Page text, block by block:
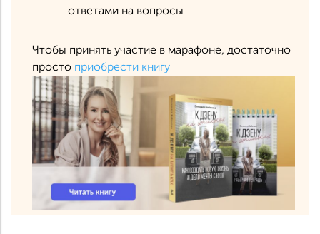
ответами на вопросы
Чтобы принять участие в марафоне, достаточно
просто приобрести книгу